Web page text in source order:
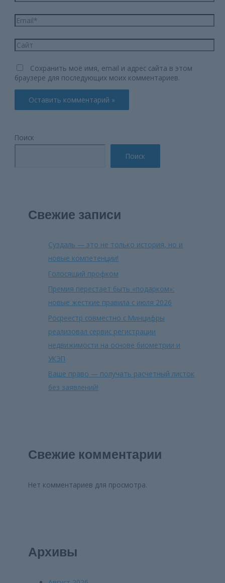
Email*
Сайт
Сохранить моё имя, email и адрес сайта в этом
браузере для последующих моих комментариев.
Поиск
Поиск
Свежие записи
Суздаль — это не только история, но и
новые компетенции!
Голосящий профком
Премия перестает быть «подарком»:
новые жесткие правила с июля 2026
Росреестр совместно с Минцифры
реализовал сервис регистрации
недвижимости на основе биометрии и
УКЭП
Ваше право — получать расчетный листок
без заявлений!
Свежие комментарии
Нет комментариев для просмотра.
Архивы